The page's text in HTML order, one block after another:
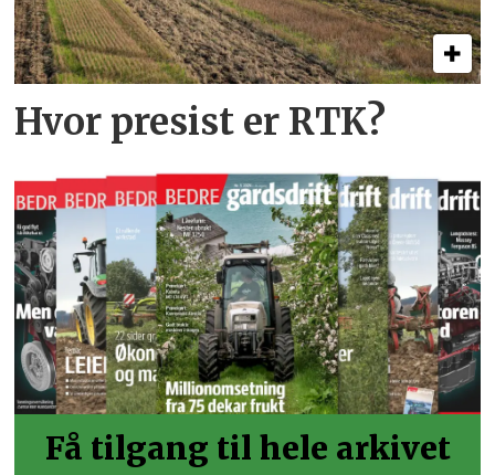
Hvor presist er RTK?
Få tilgang til hele arkivet